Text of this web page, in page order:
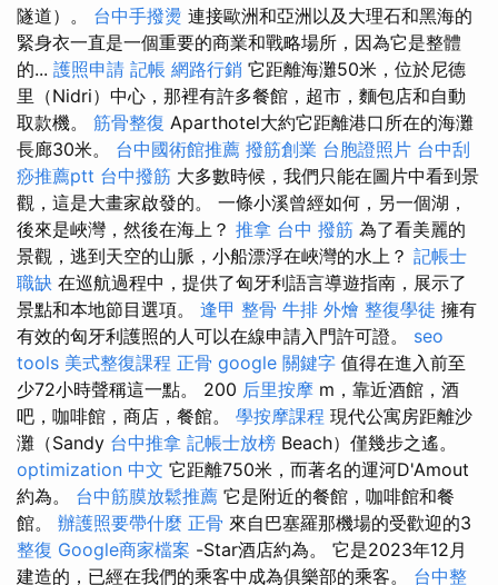
隧道）。 台中手撥燙 連接歐洲和亞洲以及大理石和黑海的
緊身衣一直是一個重要的商業和戰略場所，因為它是整體
的... 護照申請 記帳 網路行銷 它距離海灘50米，位於尼德
里（Nidri）中心，那裡有許多餐館，超市，麵包店和自動
取款機。 筋骨整復 Aparthotel大約它距離港口所在的海灘
長廊30米。 台中國術館推薦 撥筋創業 台胞證照片 台中刮
痧推薦ptt 台中撥筋 大多數時候，我們只能在圖片中看到景
觀，這是大畫家啟發的。 一條小溪曾經如何，另一個湖，
後來是峽灣，然後在海上？ 推拿 台中 撥筋 為了看美麗的
景觀，逃到天空的山脈，小船漂浮在峽灣的水上？ 記帳士
職缺 在巡航過程中，提供了匈牙利語言導遊指南，展示了
景點和本地節目選項。 逢甲 整骨 牛排 外燴 整復學徒 擁有
有效的匈牙利護照的人可以在線申請入門許可證。 seo
tools 美式整復課程 正骨 google 關鍵字 值得在進入前至
少72小時聲稱這一點。 200 后里按摩 m，靠近酒館，酒
吧，咖啡館，商店，餐館。 學按摩課程 現代公寓房距離沙
灘（Sandy 台中推拿 記帳士放榜 Beach）僅幾步之遙。
optimization 中文 它距離750米，而著名的運河D'Amout
約為。 台中筋膜放鬆推薦 它是附近的餐館，咖啡館和餐
館。 辦護照要帶什麼 正骨 來自巴塞羅那機場的受歡迎的3
整復 Google商家檔案 -Star酒店約為。 它是2023年12月
建造的，已經在我們的乘客中成為俱樂部的乘客。 台中整